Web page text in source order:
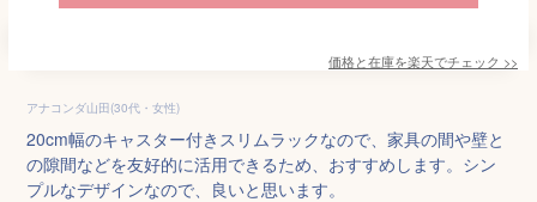
価格と在庫を楽天でチェック >>
アナコンダ山田(30代・女性)
20cm幅のキャスター付きスリムラックなので、家具の間や壁と
の隙間などを友好的に活用できるため、おすすめします。シン
プルなデザインなので、良いと思います。